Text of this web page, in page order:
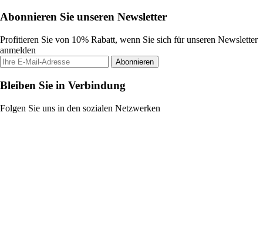
Abonnieren Sie unseren Newsletter
Profitieren Sie von 10% Rabatt, wenn Sie sich für unseren Newsletter
anmelden
Abonnieren
Bleiben Sie in Verbindung
Folgen Sie uns in den sozialen Netzwerken